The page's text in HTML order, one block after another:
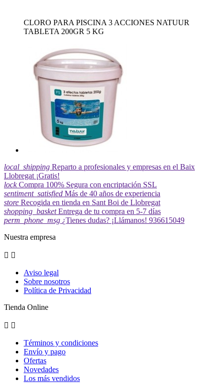
CLORO PARA PISCINA 3 ACCIONES NATUUR
TABLETA 200GR 5 KG
local_shipping Reparto a profesionales y empresas en el Baix
Llobregat ¡Gratis!
lock Compra 100% Segura con encriptación SSL
sentiment_satisfied Más de 40 años de experiencia
store Recogida en tienda en Sant Boi de Llobregat
shopping_basket Entrega de tu compra en 5-7 días
perm_phone_msg ¿Tienes dudas? ¡Llámanos! 936615049
Nuestra empresa
 
Aviso legal
Sobre nosotros
Política de Privacidad
Tienda Online
 
Términos y condiciones
Envío y pago
Ofertas
Novedades
Los más vendidos